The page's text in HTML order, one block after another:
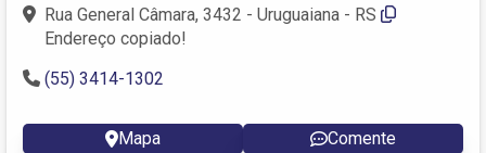
Rua General Câmara, 3432 - Uruguaiana - RS
Endereço copiado!
(55) 3414-1302
Mapa Comente